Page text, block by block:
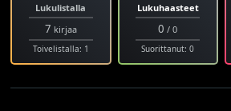
Lukulistalla
7 kirjaa
Toivelistalla: 1
Lukuhaasteet
0 / 0
Suorittanut: 0